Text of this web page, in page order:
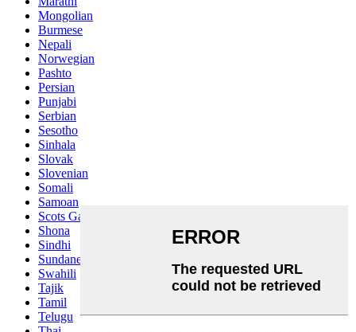
Mongolian
Burmese
Nepali
Norwegian
Pashto
Persian
Punjabi
Serbian
Sesotho
Sinhala
Slovak
Slovenian
Somali
Samoan
Scots Gaelic
Shona
Sindhi
Sundanese
Swahili
Tajik
Tamil
Telugu